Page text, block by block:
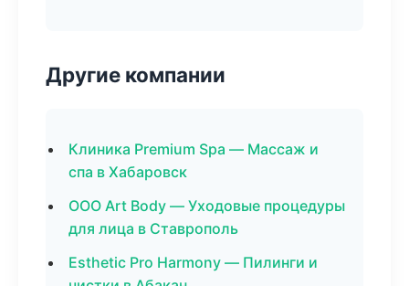
Другие компании
Клиника Premium Spa — Массаж и
спа в Хабаровск
ООО Art Body — Уходовые процедуры
для лица в Ставрополь
Esthetic Pro Harmony — Пилинги и